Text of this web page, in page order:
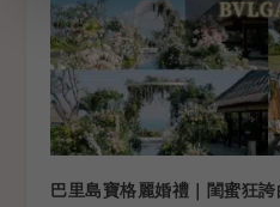
巴里島寶格麗婚禮｜閨蜜狂